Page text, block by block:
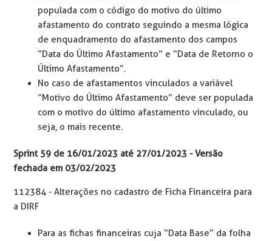
populada com o código do motivo do último
afastamento do contrato seguindo a mesma lógica
de enquadramento do afastamento dos campos
“Data do Último Afastamento” e “Data de Retorno o
Último Afastamento”.
No caso de afastamentos vinculados a variável
“Motivo do Último Afastamento” deve ser populada
com o motivo do último afastamento vinculado, ou
seja, o mais recente.
Sprint 59 de 16/01/2023 até 27/01/2023 - Versão
fechada em 03/02/2023
112384 - Alterações no cadastro de Ficha Financeira para
a DIRF
Para as fichas financeiras cuja “Data Base” da folha